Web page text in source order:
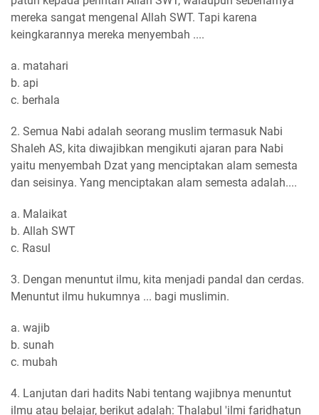
mereka sangat mengenal Allah SWT. Tapi karena
keingkarannya mereka menyembah ....
a. matahari
b. api
c. berhala
2. Semua Nabi adalah seorang muslim termasuk Nabi
Shaleh AS, kita diwajibkan mengikuti ajaran para Nabi
yaitu menyembah Dzat yang menciptakan alam semesta
dan seisinya. Yang menciptakan alam semesta adalah....
a. Malaikat
b. Allah SWT
c. Rasul
3. Dengan menuntut ilmu, kita menjadi pandal dan cerdas.
Menuntut ilmu hukumnya ... bagi muslimin.
a. wajib
b. sunah
c. mubah
4. Lanjutan dari hadits Nabi tentang wajibnya menuntut
ilmu atau belajar, berikut adalah: Thalabul 'ilmi faridhatun